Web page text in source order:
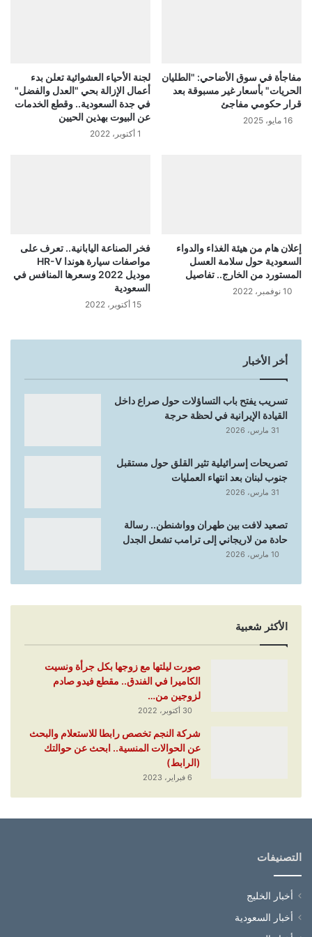
مفاجأة في سوق الأضاحي: "الطليان
الحريات" بأسعار غير مسبوقة بعد
قرار حكومي مفاجئ
16 مايو، 2025
لجنة الأحياء العشوائية تعلن بدء
أعمال الإزالة بحي "العدل والفضل"
في جدة السعودية.. وقطع الخدمات
عن البيوت بهذين الحيين
1 أكتوبر، 2022
إعلان هام من هيئة الغذاء والدواء
السعودية حول سلامة العسل
المستورد من الخارج.. تفاصيل
10 نوفمبر، 2022
فخر الصناعة اليابانية.. تعرف على
مواصفات سيارة هوندا HR-V
موديل 2022 وسعرها المنافس في
السعودية
15 أكتوبر، 2022
أخر الأخبار
تسريب يفتح باب التساؤلات حول صراع داخل
القيادة الإيرانية في لحظة حرجة
31 مارس، 2026
تصريحات إسرائيلية تثير القلق حول مستقبل
جنوب لبنان بعد انتهاء العمليات
31 مارس، 2026
تصعيد لافت بين طهران وواشنطن.. رسالة
حادة من لاريجاني إلى ترامب تشعل الجدل
10 مارس، 2026
الأكثر شعبية
صورت ليلتها مع زوجها بكل جرأة ونسيت
الكاميرا في الفندق.. مقطع فيدو صادم
لزوجين من…
30 أكتوبر، 2022
شركة النجم تخصص رابطا للاستعلام والبحث
عن الحوالات المنسية.. ابحث عن حوالتك
(الرابط)
6 فبراير، 2023
التصنيفات
أخبار الخليج
أخبار السعودية